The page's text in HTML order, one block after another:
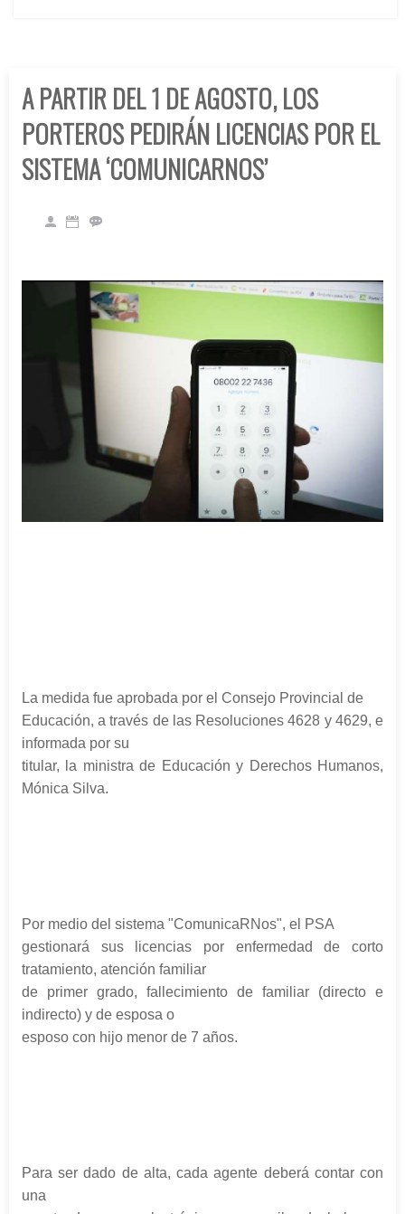
A PARTIR DEL 1 DE AGOSTO, LOS
PORTEROS PEDIRÁN LICENCIAS POR EL
SISTEMA ‘COMUNICARNOS’
La medida fue aprobada por el Consejo Provincial de
Educación, a través de las Resoluciones 4628 y 4629, e
informada por su
titular, la ministra de Educación y Derechos Humanos,
Mónica Silva.
Por medio del sistema "ComunicaRNos", el PSA
gestionará sus licencias por enfermedad de corto
tratamiento, atención familiar
de primer grado, fallecimiento de familiar (directo e
indirecto) y de esposa o
esposo con hijo menor de 7 años.
Para ser dado de alta, cada agente deberá contar con
una